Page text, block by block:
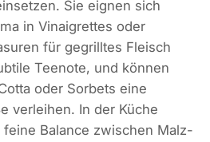
Sie eignen sich
in Vinaigrettes oder
für gegrilltes Fleisch
Teenote, und können
oder Sorbets eine
verleihen. In der Küche
Balance zwischen Malz-